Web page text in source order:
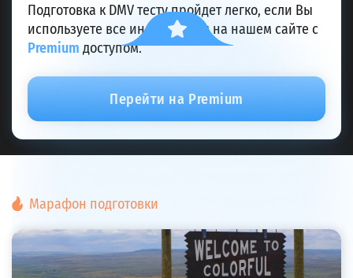
Подготовка к DMV тесту пройдет легко, если Вы
используете все инструменты на нашем сайте с
Premium доступом.
Перейти на Premium
Марафон подготовки